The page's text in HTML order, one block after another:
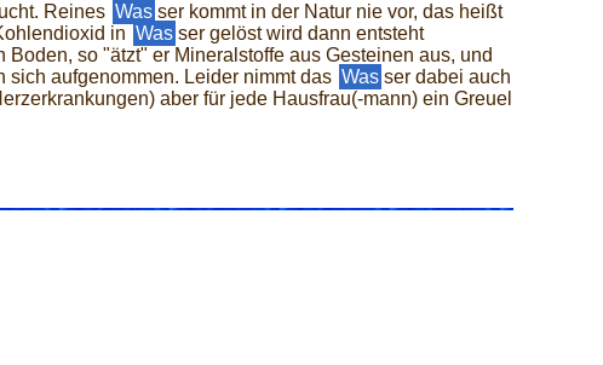
Reines Was ser kommt in der Natur nie vor, das heißt
in Was ser gelöst wird dann entsteht
so "ätzt" er Mineralstoffe aus Gesteinen aus, und
aufgenommen. Leider nimmt das Was ser dabei auch
aber für jede Hausfrau(-mann) ein Greuel